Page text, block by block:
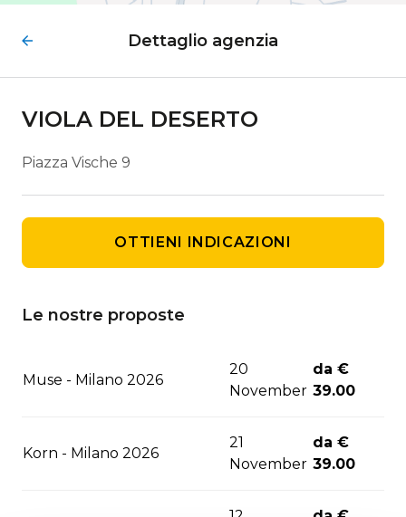
Dettaglio agenzia
VIOLA DEL DESERTO
Piazza Vische 9
OTTIENI INDICAZIONI
Le nostre proposte
Muse - Milano 2026
20
November
da €
39.00
Korn - Milano 2026
21
November
da €
39.00